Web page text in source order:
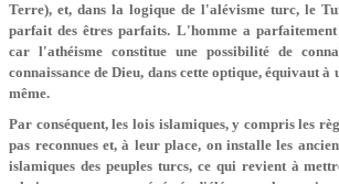
Terre), et, dans la logique de l'alévisme turc, le
parfait des êtres parfaits. L'homme a
car l'athéisme constitue une possibilité de
connaissance de Dieu, dans cette optique, équivaut à
même.
Par conséquent, les lois islamiques, y compris les
pas reconnues et, à leur place, on installe les
islamiques des peuples turcs, ce qui revient à